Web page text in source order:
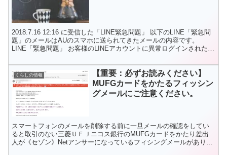
2018.7.16 12:16 に受信した「LINE緊急問題」 以下のLINE「緊急問
題」のメールはAUのスマホに送られてきたメールの内容です。
LINE「緊急問題」 お客様のLINEアカウントに異常ログインされたこ
くらしの情報
【重要：必ずお読みください】
MUFGカードをかたるフィッシン
グメールにご注意ください。
スマートフォンのメールを削除する前に一旦メールの確認をしてい
ると取引のない三菱ＵＦＪニコス銀行のMUFGカードをかたり差出
人が《セゾン》Netアンサーになっているフィシングメールがありま